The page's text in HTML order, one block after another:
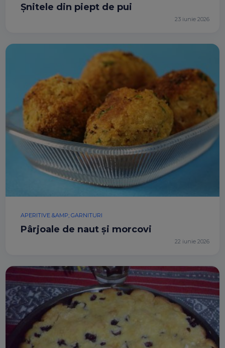
Șnitele din piept de pui
23 iunie 2026
APERITIVE &AMP; GARNITURI
Pârjoale de naut și morcovi
22 iunie 2026